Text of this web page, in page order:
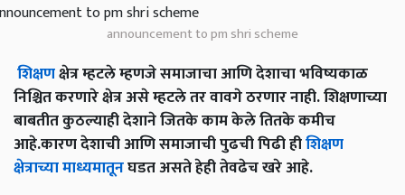
announcement to pm shri scheme
शिक्षणक्षेत्र म्हटले म्हणजे समाजाचा आणि देशाचा भविष्यकाळ
निश्चित करणारे क्षेत्र असे म्हटले तर वावगे ठरणार नाही. शिक्षणाच्या
बाबतीत कुठल्याही देशाने जितके काम केले तितके कमीच
आहे.कारण देशाची आणि समाजाची पुढची पिढी हीशिक्षण
क्षेत्राच्या माध्यमातूनघडत असते हेही तेवढेच खरे आहे.